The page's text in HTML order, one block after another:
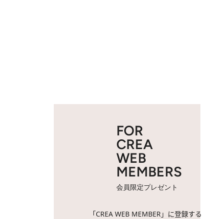
FOR
CREA
WEB
MEMBERS
会員限定プレゼント
「CREA WEB MEMBER」に登録する